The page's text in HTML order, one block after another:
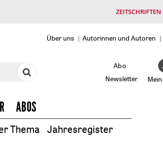
ZEITSCHRIFTEN
Über uns Autorinnen und Autoren
Abo
Newsletter
ABOS
Thema Jahresregister